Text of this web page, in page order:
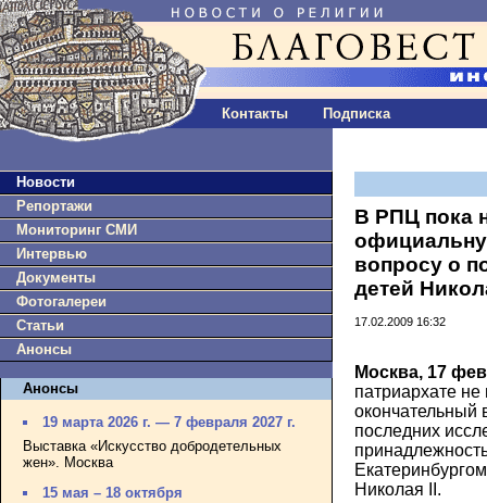
Контакты Подписка
Новости
Репортажи
Мониторинг СМИ
Интервью
Документы
Фотогалереи
Статьи
Анонсы
Анонсы
19 марта 2026 г. — 7 февраля 2027 г.
Выставка «Искусство добродетельных
жен». Москва
15 мая – 18 октября
В РПЦ пока
вопросу о
детей
17.02.2009 16:32
Москва, 17
патриархате не
окончательный
последних
Николая II.